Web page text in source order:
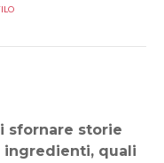
ingredienti, quali